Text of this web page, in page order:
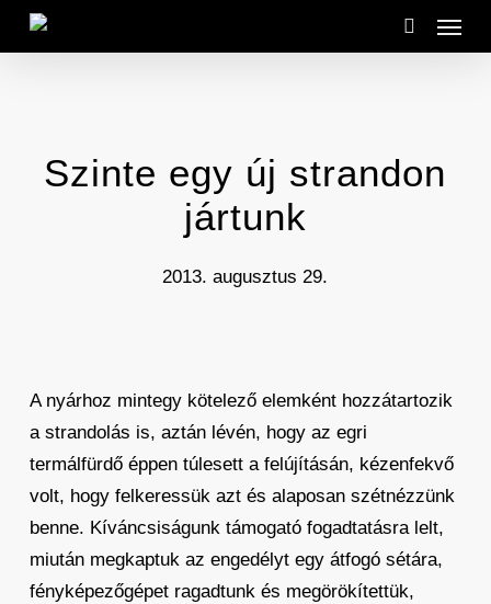
Skip
search
Menu
Szinte egy új strandon
jártunk
2013. augusztus 29.
A nyárhoz mintegy kötelező elemként hozzátartozik
a strandolás is, aztán lévén, hogy az egri
termálfürdő éppen túlesett a felújításán, kézenfekvő
volt, hogy felkeressük azt és alaposan szétnézzünk
benne. Kíváncsiságunk támogató fogadtatásra lelt,
miután megkaptuk az engedélyt egy átfogó sétára,
fényképezőgépet ragadtunk és megörökítettük,